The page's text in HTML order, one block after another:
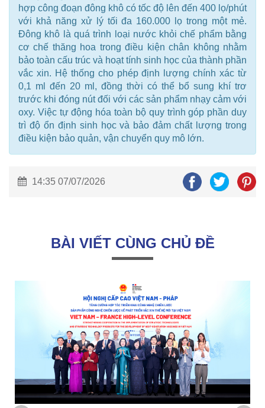
hợp công đoạn đông khô có tốc độ lên đến 400 lọ/phút
với khả năng xử lý tối đa 160.000 lọ trong một mẻ.
Đông khô là quá trình loại nước khỏi chế phẩm bằng
cơ chế thăng hoa trong điều kiện chân không nhằm
bảo toàn cấu trúc và hoạt tính sinh học của thành phần
vắc xin. Hệ thống cho phép định lượng chính xác từ
0,1 ml đến 20 ml, đồng thời có thể bổ sung khí trơ
trước khi đóng nút đối với các sản phẩm nhạy cảm với
oxy. Việc tự động hóa toàn bộ quy trình góp phần duy
trì độ ổn định sinh học và bảo đảm chất lượng trong
điều kiện bảo quản, vận chuyển quy mô lớn.
14:35 07/07/2026
BÀI VIẾT CÙNG CHỦ ĐỀ